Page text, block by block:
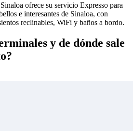
ofrece su servicio Expresso para
e interesantes de Sinaloa, con
reclinables, WiFi y baños a bordo.
y de dónde sale